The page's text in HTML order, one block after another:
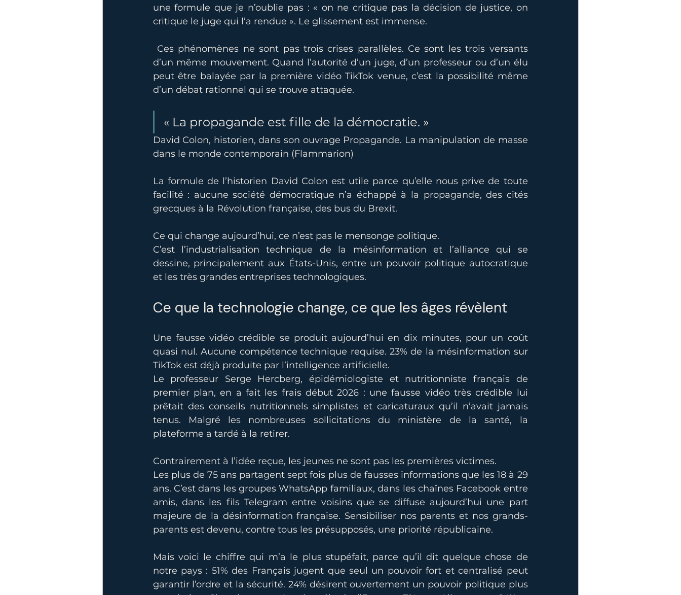
une formule que je n’oublie pas : « on ne critique pas la décision de justice, on
critique le juge qui l’a rendue ». Le glissement est immense.
Ces phénomènes ne sont pas trois crises parallèles. Ce sont les trois versants
d’un même mouvement. Quand l’autorité d’un juge, d’un professeur ou d’un élu
peut être balayée par la première vidéo TikTok venue, c’est la possibilité même
d’un débat rationnel qui se trouve attaquée.
« La propagande est fille de la démocratie. »
David Colon, historien, dans son ouvrage Propagande. La manipulation de masse
dans le monde contemporain (Flammarion)
La formule de l’historien David Colon est utile parce qu’elle nous prive de toute
facilité : aucune société démocratique n’a échappé à la propagande, des cités
grecques à la Révolution française, des bus du Brexit.
Ce qui change aujourd’hui, ce n’est pas le mensonge politique.
C’est l’industrialisation technique de la mésinformation et l’alliance qui se
dessine, principalement aux États-Unis, entre un pouvoir politique autocratique
et les très grandes entreprises technologiques.
Ce que la technologie change, ce que les âges révèlent
Une fausse vidéo crédible se produit aujourd’hui en dix minutes, pour un coût
quasi nul. Aucune compétence technique requise. 23% de la mésinformation sur
TikTok est déjà produite par l’intelligence artificielle.
Le professeur Serge Hercberg, épidémiologiste et nutritionniste français de
premier plan, en a fait les frais début 2026 : une fausse vidéo très crédible lui
prêtait des conseils nutritionnels simplistes et caricaturaux qu’il n’avait jamais
tenus. Malgré les nombreuses sollicitations du ministère de la santé, la
plateforme a tardé à la retirer.
Contrairement à l’idée reçue, les jeunes ne sont pas les premières victimes.
Les plus de 75 ans partagent sept fois plus de fausses informations que les 18 à 29
ans. C’est dans les groupes WhatsApp familiaux, dans les chaînes Facebook entre
amis, dans les fils Telegram entre voisins que se diffuse aujourd’hui une part
majeure de la désinformation française. Sensibiliser nos parents et nos grands-
parents est devenu, contre tous les présupposés, une priorité républicaine.
Mais voici le chiffre qui m’a le plus stupéfait, parce qu’il dit quelque chose de
notre pays : 51% des Français jugent que seul un pouvoir fort et centralisé peut
garantir l’ordre et la sécurité. 24% désirent ouvertement un pouvoir politique plus